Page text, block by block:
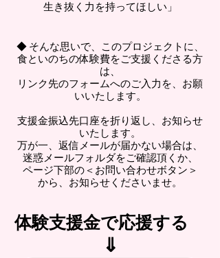
生き抜く力を持ってほしい」
◆ そんな思いで、このプロジェク トに 、
食といのちの体験費を ご支援くださる方
は、
リンク先のフォームへのご入力を、 お願
いいたします。
支援金振込先口座を折り返し、 お知らせ
いたします。
万が一、返信メールが届かない場合は、
迷惑メールフ ォルダをご確認頂くか、
ページ下部の​＜お問い合わせボタン＞
から、お知らせくださいませ。
体験支援金で応援す​る
⇓